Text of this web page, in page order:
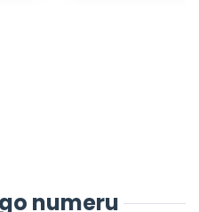
numeru